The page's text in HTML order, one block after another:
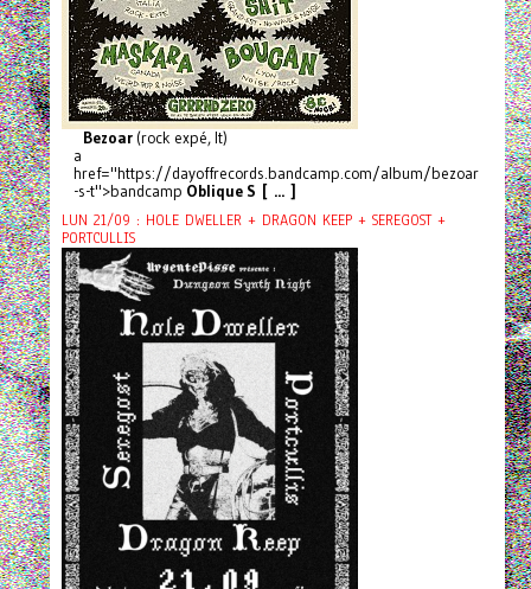
Bezoar(rock expé, It)
a
href="https://dayoffrecords.bandcamp.com/album/bezoar
-s-t">bandcamp Oblique S [ ... ]
LUN 21/09 : HOLE DWELLER + DRAGON KEEP + SEREGOST +
PORTCULLIS